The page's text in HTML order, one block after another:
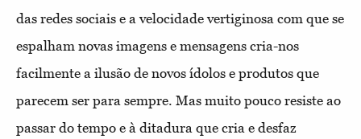
das redes sociais e a velocidade vertiginosa com que se
espalham novas imagens e mensagens cria-nos
facilmente a ilusão de novos ídolos e produtos que
parecem ser para sempre. Mas muito pouco resiste ao
passar do tempo e à ditadura que cria e desfaz